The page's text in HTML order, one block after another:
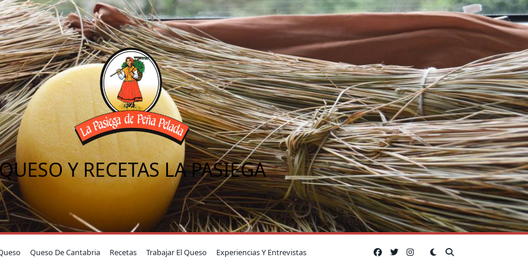
Y RECETAS LA PASIEGA
Queso De Cantabria Recetas Trabajar El Queso Experiencias Y Entrevistas